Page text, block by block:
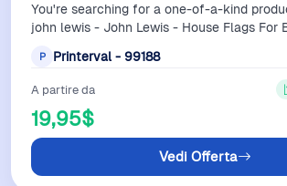
You're searching for a one-of-a-kind
john lewis - John Lewis - House Flags For
P Printerval - 99188
A partire da
19,95$
Vedi Offerta